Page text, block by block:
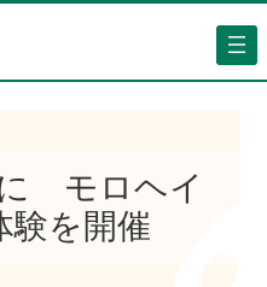
モロヘイ
験を開催